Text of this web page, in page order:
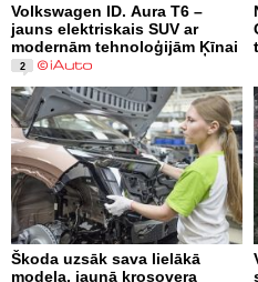
Volkswagen ID. Aura T6 –
jauns elektriskais SUV ar
modernām tehnoloģijām Ķīnai
2
Škoda uzsāk sava lielākā
modeļa, jaunā krosovera